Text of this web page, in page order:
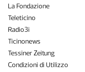
La Fondazione
Teleticino
Radio3i
Ticinonews
Tessiner Zeitung
Condizioni di Utilizzo